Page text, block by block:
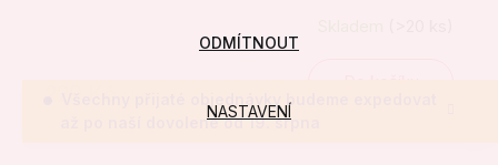
NASTAVENÍ
ODMÍTNOUT
Všechny přijaté objednávky budeme expedovat
až po naší dovolené od 19. srpna